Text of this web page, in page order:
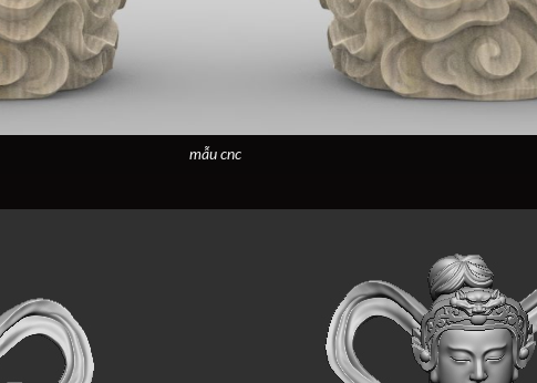
mẫu cnc